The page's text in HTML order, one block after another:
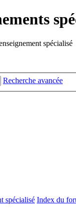
spécialisé
Recherche avancée
spécialisé Index du